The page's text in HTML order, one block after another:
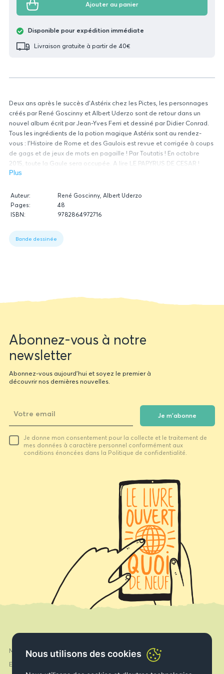
Nous utilisons des cookies
Deux ans après le succès d'Astérix chez les Pictes, les personnages
créés par René Goscinny et Albert Uderzo sont de retour dans un
nouvel album écrit par Jean-Yves Ferri et dessiné par Didier Conrad.
Tous les ingrédients de la potion magique Astérix sont au rendez-
vous : l'Histoire de Rome et des Gaulois est revue et corrigée à coups
de gags et de jeux de mots en pagaille ! Par Toutatis ! En octobre
2015, toute la Gaule sera occupée. A lire LE PAPYRUS DE CESAR !
Plus
Données
du
livre
Auteur:
René Goscinny, Albert Uderzo
Pages:
48
ISBN:
9782864972716
1:
Book
Bande dessinée
Ajouter au panier
Disponible pour expédition immédiate
Livraison gratuite à partir de 40€
Newsletter
form
Abonnez-vous à notre
newsletter
Abonnez-vous aujourd'hui et soyez le premier à
découvrir nos dernières nouvelles.
email
Je m'abonne
Je donne mon consentement pour la collecte et le traitement de
mes données à caractère personnel conformément aux
conditions énoncées dans la Politique de confidentialité.
Mon compte
Expédition & Livraison
Facebook